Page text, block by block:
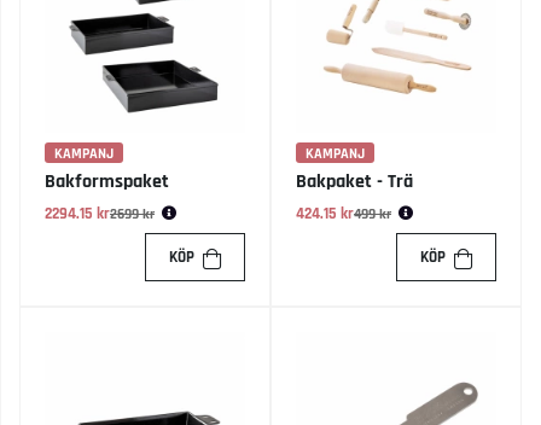
KAMPANJ
Bakformspaket
2294.15 kr
Ordinarie pris:
2699 kr
KÖP
KAMPANJ
Bakpaket - Trä
424.15 kr
Ordinarie pris:
499 kr
KÖP